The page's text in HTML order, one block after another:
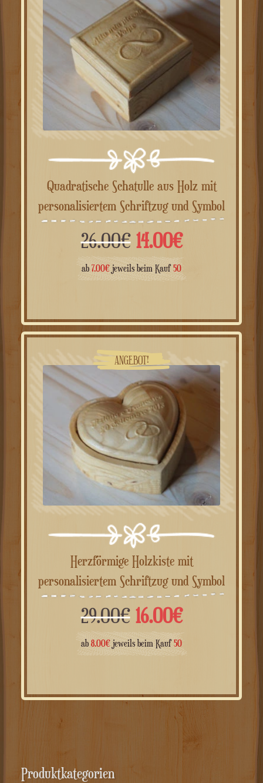
Quadratische Schatulle aus Holz mit
personalisiertem Schriftzug und Symbol
26.00€ Ursprünglicher
Preis
26.00€
14.00€Aktueller
Preis
14.00€.
ab 7.00€ jeweils beim Kauf50
ANGEBOT!
Herzförmige Holzkiste mit
personalisiertem Schriftzug und Symbol
29.00€ Ursprünglicher
Preis
29.00€
16.00€Aktueller
Preis
16.00€.
ab 8.00€ jeweils beim Kauf50
Produktkategorien